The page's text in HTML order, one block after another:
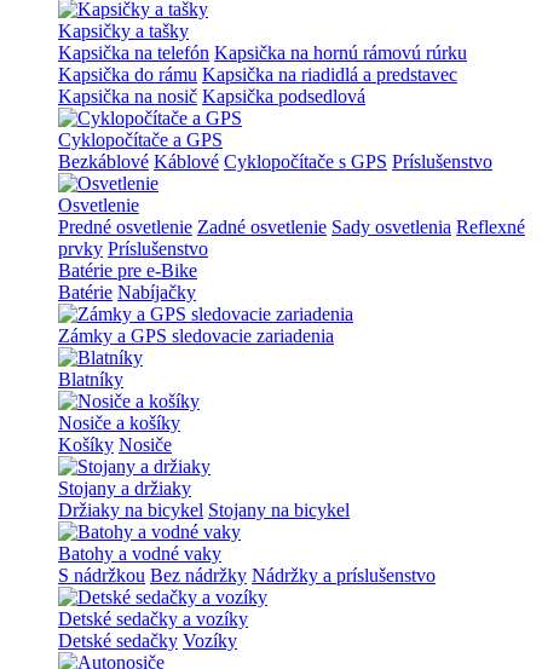
Kapsičky a tašky
Kapsička na telefón Kapsička na hornú rámovú rúrku
Kapsička do rámu Kapsička na riadidlá a predstavec
Kapsička na nosič Kapsička podsedlová
Cyklopočítače a GPS
Bezkáblové Káblové Cyklopočítače s GPS Príslušenstvo
Osvetlenie
Predné osvetlenie Zadné osvetlenie Sady osvetlenia Reflexné
prvky Príslušenstvo
Batérie pre e-Bike
Batérie Nabíjačky
Zámky a GPS sledovacie zariadenia
Blatníky
Nosiče a košíky
Košíky Nosiče
Stojany a držiaky
Držiaky na bicykel Stojany na bicykel
Batohy a vodné vaky
S nádržkou Bez nádržky Nádržky a príslušenstvo
Detské sedačky a vozíky
Detské sedačky Vozíky